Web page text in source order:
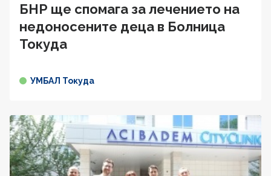
БНР ще спомага за лечението на
недоносените деца в Болница
Токуда
УМБАЛ Токуда